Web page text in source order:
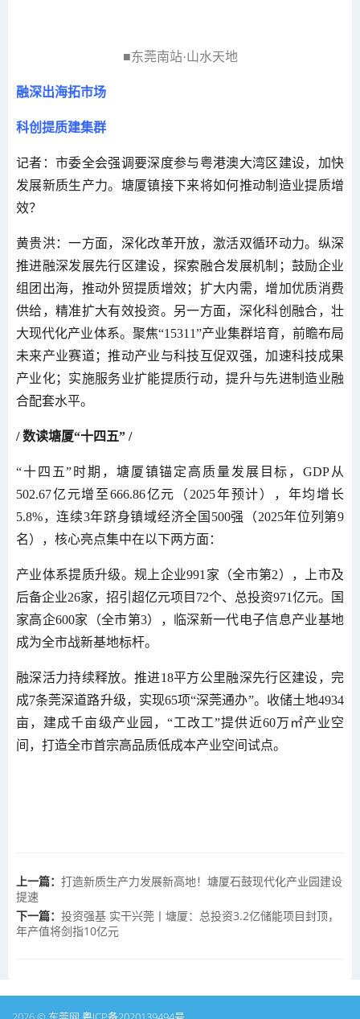
■东莞南站·山水天地
融深出海拓市场
科创提质建集群
记者：市委全会强调要深度参与粤港澳大湾区建设，加快
发展新质生产力。塘厦镇接下来将如何推动制造业提质增
效？
黄贵洪：一方面，深化改革开放，激活双循环动力。纵深
推进融深发展先行区建设，探索融合发展机制；鼓励企业
组团出海，推动外贸提质增效；扩大内需，增加优质消费
供给，精准扩大有效投资。另一方面，深化科创融合，壮
大现代化产业体系。聚焦“15311”产业集群培育，前瞻布局
未来产业赛道；推动产业与科技互促双强，加速科技成果
产业化；实施服务业扩能提质行动，提升与先进制造业融
合配套水平。
/ 数读塘厦“十四五” /
“十四五”时期，塘厦镇锚定高质量发展目标，GDP从
502.67亿元增至666.86亿元（2025年预计），年均增长
5.8%，连续3年跻身镇域经济全国500强（2025年位列第9
名），核心亮点集中在以下两方面：
产业体系提质升级。规上企业991家（全市第2），上市及
后备企业26家，招引超亿元项目72个、总投资971亿元。国
家高企600家（全市第3），临深新一代电子信息产业基地
成为全市战新基地标杆。
融深活力持续释放。推进18平方公里融深先行区建设，完
成7条莞深道路升级，实现65项“深莞通办”。收储土地4934
亩，建成千亩级产业园，“工改工”提供近60万㎡产业空
间，打造全市首宗高品质低成本产业空间试点。
上一篇： 打造新质生产力发展新高地！塘厦石鼓现代化产业园建设
提速
下一篇： 投资强基 实干兴莞丨塘厦：总投资3.2亿储能项目封顶，
年产值将剑指10亿元